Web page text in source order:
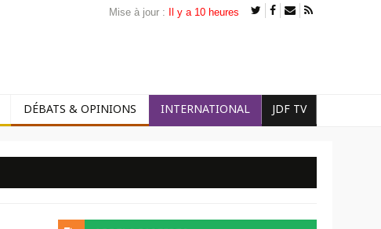
Mise à jour : Il y a 10 heures
DÉBATS & OPINIONS INTERNATIONAL JDF TV